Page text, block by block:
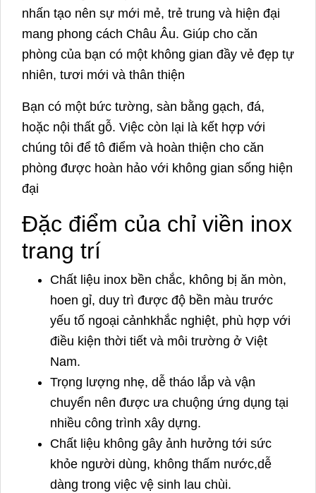
nhấn tạo nên sự mới mẻ, trẻ trung và hiện đại
mang phong cách Châu Âu. Giúp cho căn
phòng của bạn có một không gian đầy vẻ đẹp tự
nhiên, tươi mới và thân thiện
Bạn có một bức tường, sàn bằng gạch, đá,
hoặc nội thất gỗ. Việc còn lại là kết hợp với
chúng tôi để tô điểm và hoàn thiện cho căn
phòng được hoàn hảo với không gian sống hiện
đại
Đặc điểm của chỉ viền inox
trang trí
Chất liệu inox bền chắc, không bị ăn mòn,
hoen gỉ, duy trì được độ bền màu trước
yếu tố ngoại cảnhkhắc nghiệt, phù hợp với
điều kiện thời tiết và môi trường ở Việt
Nam.
Trọng lượng nhẹ, dễ tháo lắp và vận
chuyển nên được ưa chuộng ứng dụng tại
nhiều công trình xây dựng.
Chất liệu không gây ảnh hưởng tới sức
khỏe người dùng, không thấm nước,dễ
dàng trong việc vệ sinh lau chùi.